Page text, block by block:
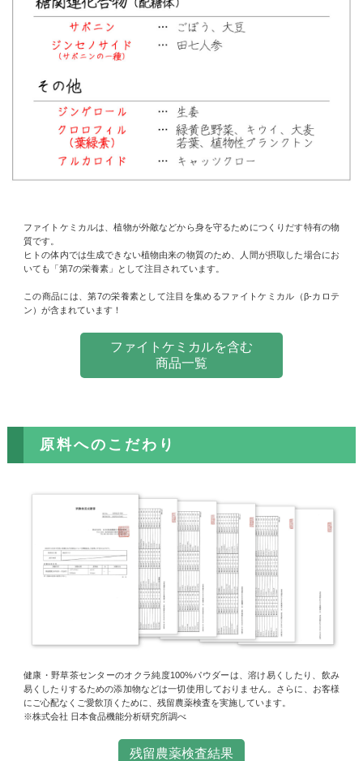
ファイトケミカルは、植物が外敵などから身を守るためにつくりだす特有の物
質です。
ヒトの体内では生成できない植物由来の物質のため、人間が摂取した場合にお
いても「第7の栄養素」として注目されています。
この商品には、第7の栄養素として注目を集めるファイトケミカル（β-カロテ
ン）が含まれています！
ファイトケミカルを含む
商品一覧
原料へのこだわり
健康・野草茶センターのオクラ純度100%パウダーは、溶け易くしたり、飲み
易くしたりするための添加物などは一切使用しておりません。さらに、お客様
にご心配なくご愛飲頂くために、残留農薬検査を実施しています。
※株式会社 日本食品機能分析研究所調べ
残留農薬検査結果